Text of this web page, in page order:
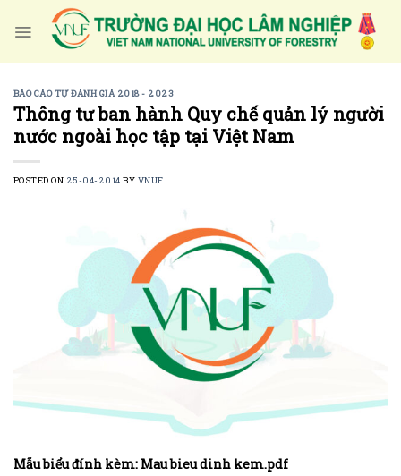
BÁO CÁO TỰ ĐÁNH GIÁ 2018 - 2023
Thông tư ban hành Quy chế quản lý người
nước ngoài học tập tại Việt Nam
POSTED ON 25-04-2014 BY VNUF
Mẫu biểu đính kèm: Mau bieu dinh kem.pdf